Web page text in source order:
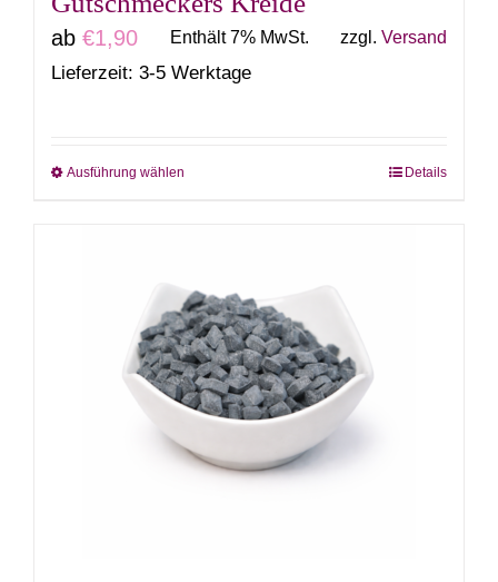
werden
ab €1,90 Enthält 7% MwSt. zzgl. Versand
Lieferzeit: 3-5 Werktage
Ausführung wählen
Varianten
auf.
Die
Optionen
können
auf
Details